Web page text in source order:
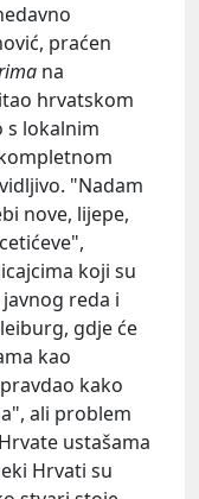
praćen
na
hrvatskom
s lokalnim
"Nadam
nove, lijepe,
koji su
reda i
gdje će
kao
kako
ali problem
ustašama
Hrvati su